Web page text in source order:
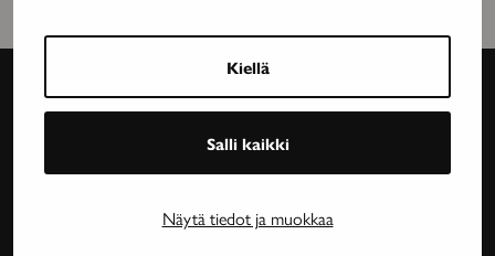
Kiellä
Salli kaikki
Näytä tiedot ja muokkaa
Neurologinen aikakauslehti Avain tarjoaa luotettavaa